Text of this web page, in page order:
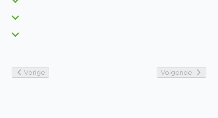
Vorige Volgende